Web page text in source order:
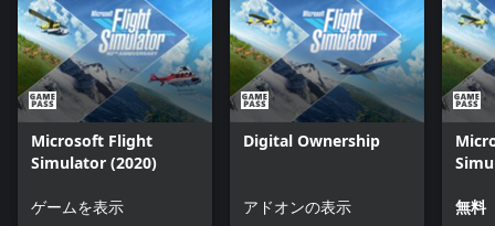
Microsoft Flight
Simulator (2020)
ゲームを表示
Digital Ownership
アドオンの表示
無料